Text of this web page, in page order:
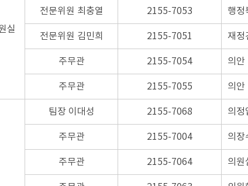
실
전문위원 최충열 2155-7053 행정
전문위원 김민희 2155-7051 재정
주무관 2155-7054 의안
주무관 2155-7055 의안
팀장 이대성 2155-7068 의정
주무관 2155-7004 의장
주무관 2155-7064 의원